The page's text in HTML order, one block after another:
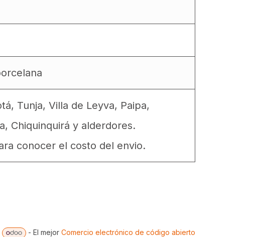
Tunja, Villa de Leyva, Paipa,
Chiquinquirá y alderdores.
conocer el costo del envio.
- El mejor Comercio electrónico de código abierto